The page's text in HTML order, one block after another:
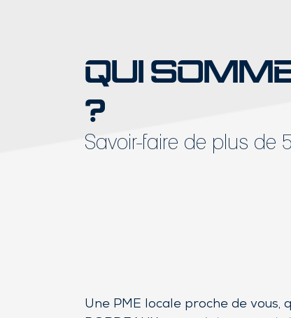
QUI
?
Savoir-faire de plus de
Une PME locale proche de vous,